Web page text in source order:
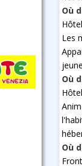
Où
Les
Où
Où